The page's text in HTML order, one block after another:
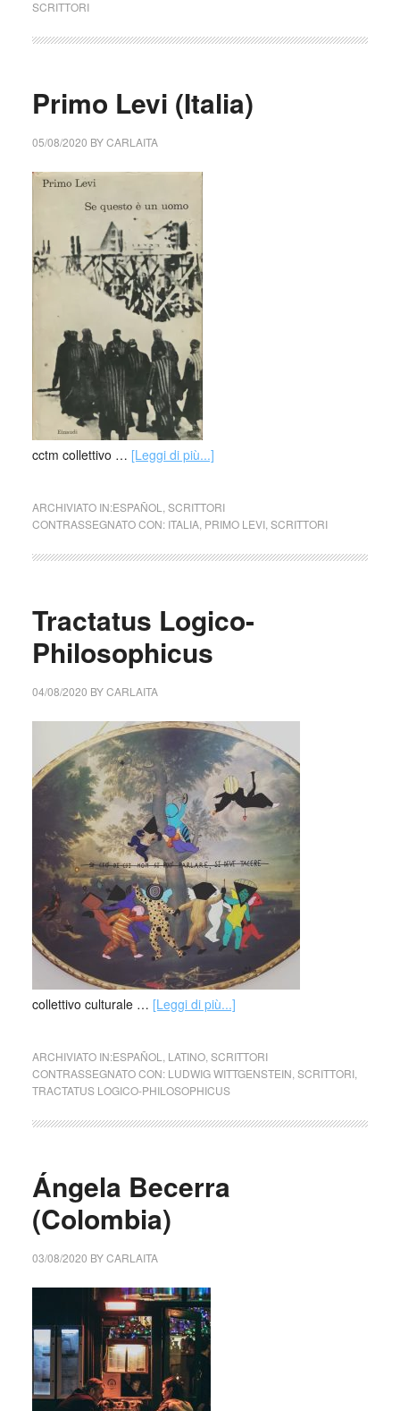
SCRITTORI
Primo Levi (Italia)
05/08/2020 BYCARLAITA
cctm collettivo … [Leggi di più...]
ARCHIVIATO IN:ESPAÑOL
SCRITTORI
CONTRASSEGNATO CON: ITALIA, PRIMO LEVI, SCRITTORI
Tractatus Logico-
Philosophicus
04/08/2020 BYCARLAITA
collettivo culturale … [Leggi di più...]
ARCHIVIATO IN:ESPAÑOL LATINO, SCRITTORI
CONTRASSEGNATO CON: LUDWIG WITTGENSTEIN SCRITTORI,
TRACTATUS LOGICO-PHILOSOPHICUS
Ángela Becerra
(Colombia)
03/08/2020 BYCARLAITA